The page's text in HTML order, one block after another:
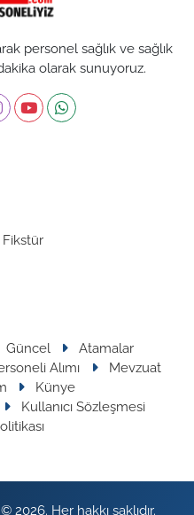
personel sağlık ve sağlık
olarak sunuyoruz.
Güncel
Atamalar
Alımı
Mevzuat
Künye
Kullanıcı Sözleşmesi
2026. Her hakkı saklıdır.